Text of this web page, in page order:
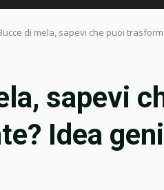
di mela, sapevi che puoi
sapevi
Idea